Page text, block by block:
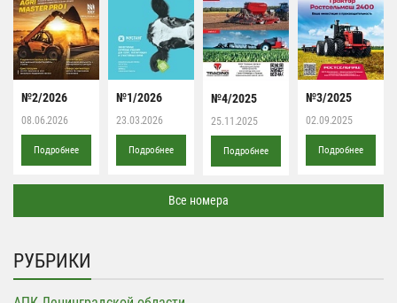
№2/2026
08.06.2026
Подробнее
№1/2026
23.03.2026
Подробнее
№4/2025
25.11.2025
Подробнее
№3/2025
02.09.2025
Подробнее
Все номера
РУБРИКИ